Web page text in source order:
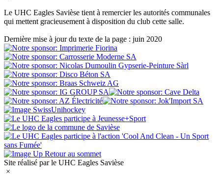
Le UHC Eagles Savièse tient à remercier les autorités communales
qui mettent gracieusement à disposition du club cette salle.
Dernière mise à jour du texte de la page : juin 2020
Retour au sommet
Site réalisé par le UHC Eagles Savièse
×